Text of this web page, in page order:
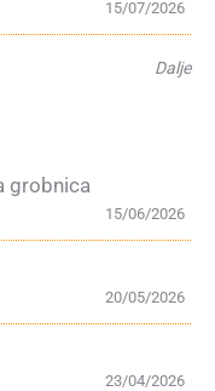
15/07/2026
Dalje
grobnica
15/06/2026
20/05/2026
23/04/2026